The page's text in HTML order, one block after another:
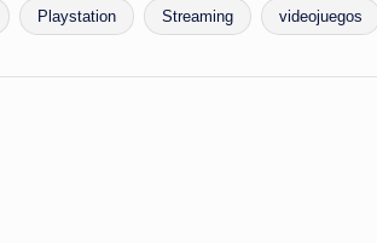
Playstation Streaming videojuegos